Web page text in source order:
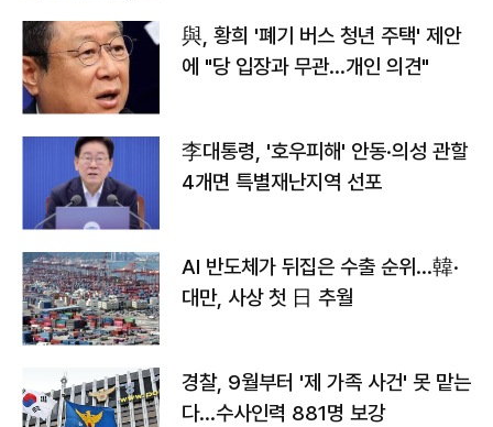
與, 황희 '폐기 버스 청년 주택' 제안
에 "당 입장과 무관…개인 의견"
李대통령, '호우피해' 안동·의성 관할
4개면 특별재난지역 선포
AI 반도체가 뒤집은 수출 순위…韓·
대만, 사상 첫 日 추월
경찰, 9월부터 '제 가족 사건' 못 맡는
다…수사인력 881명 보강